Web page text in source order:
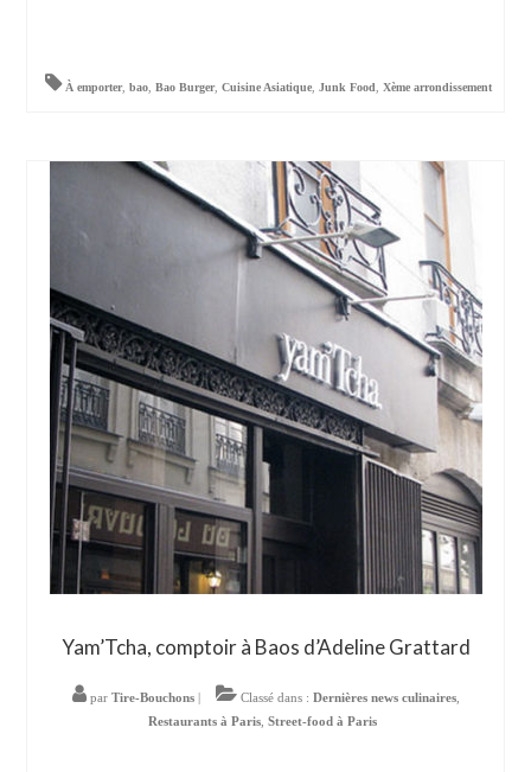
À emporter,bao,Bao Burger,Cuisine Asiatique,Junk Food,Xème arrondissement
Yam’Tcha, comptoir à Baos d’Adeline Grattard
par Tire-Bouchons| Classé dans : Dernières news culinaires,
Restaurants à Paris Street-food à Paris